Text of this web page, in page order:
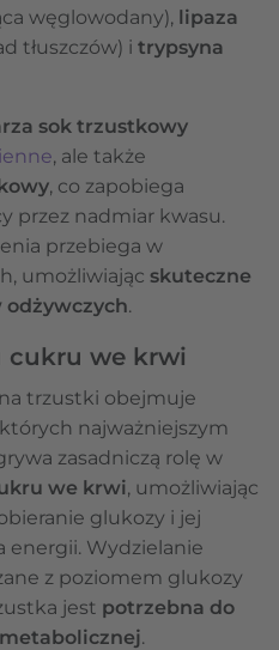
węglowodany), lipaza
tłuszczów) i trypsyna
sok trzustkowy
, ale także
, co zapobiega
przez nadmiar kwasu.
przebiega w
umożliwiając skuteczne
odżywczych.
cukru we krwi
trzustki obejmuje
których najważniejszym
zasadniczą rolę w
we krwi, umożliwiając
glukozy i jej
energii. Wydzielanie
z poziomem glukozy
jest potrzebna do
.